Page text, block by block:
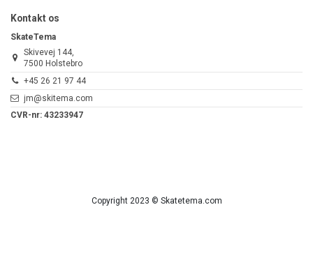
Kontakt os
SkateTema
Skivevej 144,
7500 Holstebro
+45 26 21 97 44
jm@skitema.com
CVR-nr: 43233947
Copyright 2023 © Skatetema.com